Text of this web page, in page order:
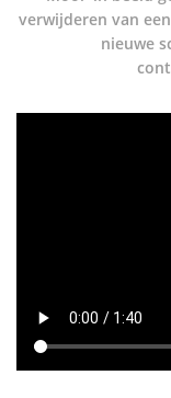
verwijderen van
nieuwe